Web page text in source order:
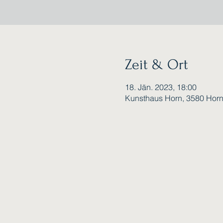
Zeit & Ort
18. Jän. 2023, 18:00
Kunsthaus Horn, 3580 Horn